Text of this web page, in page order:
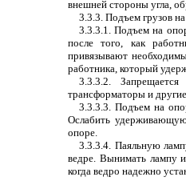
внешней стороны угла,
3.3.3. Подъем грузов
3.3.3.1. Подъем на
после того, как
привязывают
работника, который
3.3.3.2.
трансформаторы и
3.3.3.3. Подъем на
Ослабить удерживающую
опоре.
3.3.3.4. Паяльную
ведре. Вынимать лампу
когда ведро надежно